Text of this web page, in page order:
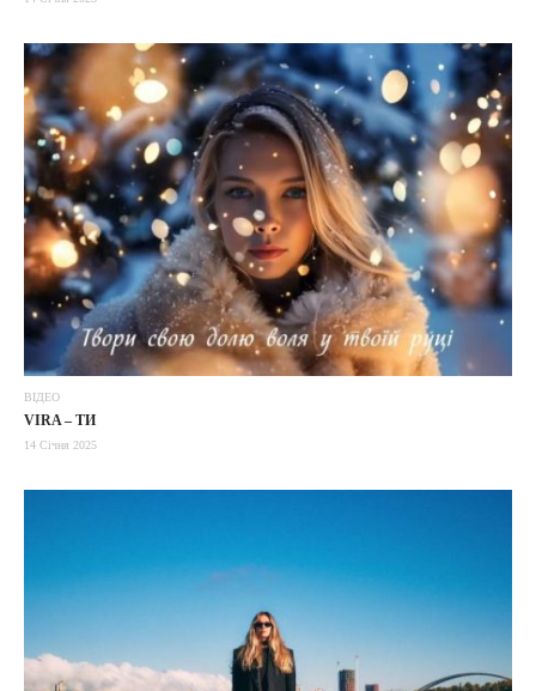
ВІДЕО
VIRA – ТИ
14 Січня 2025